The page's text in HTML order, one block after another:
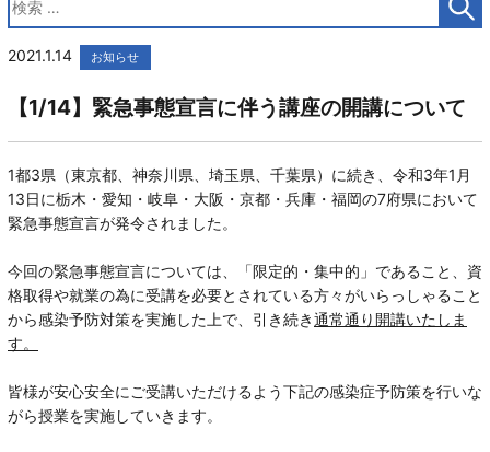
2021.1.14 お知らせ
【1/14】緊急事態宣言に伴う講座の開講について
1都3県（東京都、神奈川県、埼玉県、千葉県）に続き、令和3年1月
13日に栃木・愛知・岐阜・大阪・京都・兵庫・福岡の7府県において
緊急事態宣言が発令されました。
今回の緊急事態宣言については、「限定的・集中的」であること、資
格取得や就業の為に受講を必要とされている方々がいらっしゃること
から感染予防対策を実施した上で、引き続き通常通り開講いたしま
す。
皆様が安心安全にご受講いただけるよう下記の感染症予防策を行いな
がら授業を実施していきます。